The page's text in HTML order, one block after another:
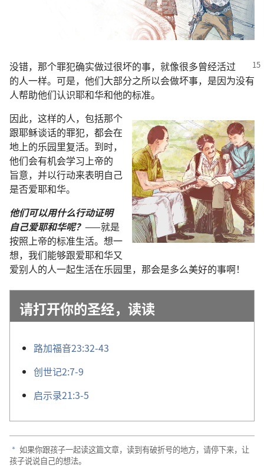
没错， 那个罪犯确实做过很坏的事， 就像很多曾经活过
的人一样。 可是， 他们大部分之所以会做坏事， 是因为没有
人帮助他们认识耶和华和他的标准。
因此， 这样的人， 包括那个
跟耶稣谈话的罪犯， 都会在
地上的乐园里复活。 到时，
他们会有机会学习上帝的
旨意， 并以行动来表明自己
是否爱耶和华。
他们可以用什么行动证明
自己爱耶和华呢？ ——就是
按照上帝的标准生活。 想一
想， 我们能够跟爱耶和华又
爱别人的人一起生活在乐园里， 那会是多么美好的事啊！
请打开你的圣经， 读读
路加福音23:32-43
创世记2:7-9
启示录21:3-5
a 如果你跟孩子一起读这篇文章， 读到有破折号的地方， 请停下来， 让
孩子说说自己的想法。